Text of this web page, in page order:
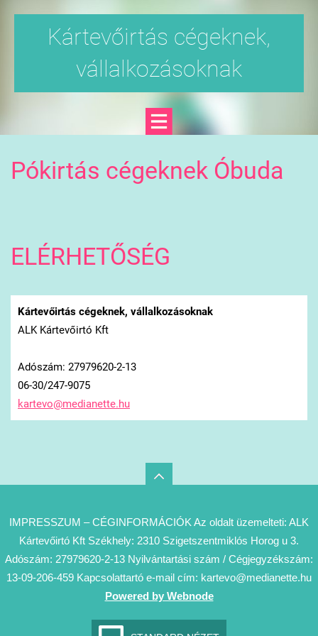
Kártevőirtás cégeknek,
vállalkozásoknak
Pókirtás cégeknek Óbuda
ELÉRHETŐSÉG
Kártevőirtás cégeknek, vállalkozásoknak
ALK Kártevőirtó Kft
Adószám: 27979620-2-13
06-30/247-9075
kartevo@medianette.hu
IMPRESSZUM – CÉGINFORMÁCIÓK Az oldalt üzemelteti: ALK
Kártevőirtó Kft Székhely: 2310 Szigetszentmiklós Horog u 3.
Adószám: 27979620-2-13 Nyilvántartási szám / Cégjegyzékszám:
13-09-206-459 Kapcsolattartó e-mail cím: kartevo@medianette.hu
Powered by Webnode